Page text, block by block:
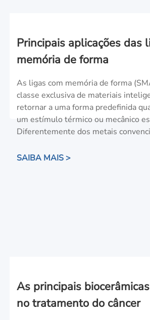
Principais aplicações das
memória de forma
As ligas com memória de forma
classe exclusiva de materiais
retornar a uma forma predefinida
um estímulo térmico ou mecânico
Diferentemente dos metais
superelasticidade, o que lhes
SAIBA MAIS >
As principais
no tratamento do câncer